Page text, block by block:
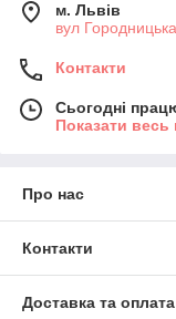
м. Львів
вул
Контакти
Сьогодні
Показати весь
Про нас
Контакти
Доставка та оплата